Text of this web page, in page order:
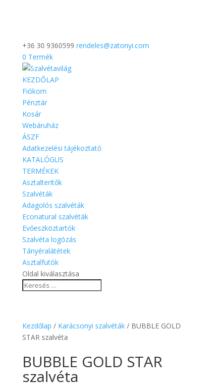
+36 30 9360599 rendeles@zatonyi.com
0 Termék
KEZDŐLAP
Fiókom
Pénztár
Kosár
Webáruház
ÁSZF
Adatkezelési tájékoztató
KATALÓGUS
TERMÉKEK
Asztalterítők
Szalvéták
Adagolós szalvéták
Econatural szalvéták
Evőeszköztartók
Szalvéta logózás
Tányéralátétek
Asztalfutók
Oldal kiválasztása
Kezdőlap / Karácsonyi szalvéták/ BUBBLE GOLD
STAR szalvéta
BUBBLE GOLD STAR
szalvéta